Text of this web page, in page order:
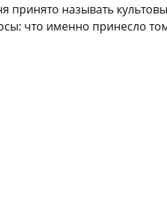
называть
что именно принесло